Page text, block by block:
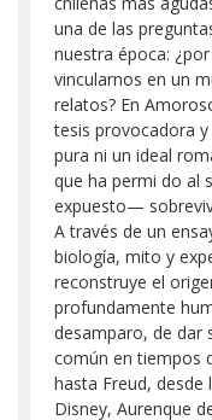
una de las
nuestra época:
vincularnos en un
relatos? En
tesis provocadora
pura ni un ideal
que ha permi do al
expuesto—
A través de un
biología, mito y
reconstruye el
profundamente
desamparo, de dar
común en tiempos
hasta Freud, desde
Disney, Aurenque